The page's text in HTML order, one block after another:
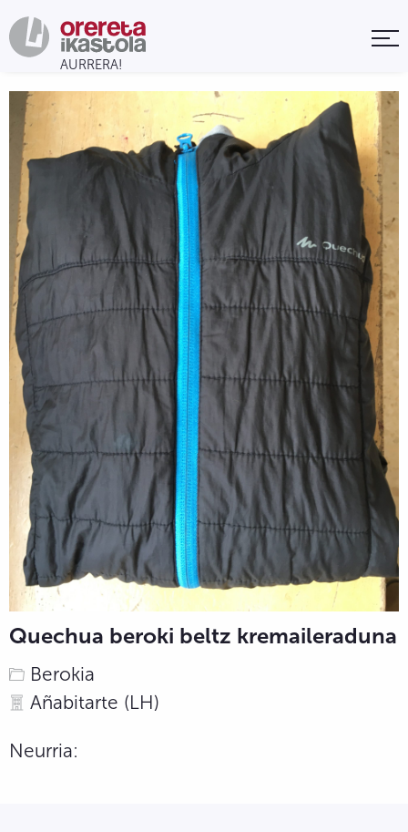
Quechua beroki beltz kremaileraduna
Berokia
Añabitarte (LH)
Neurria: